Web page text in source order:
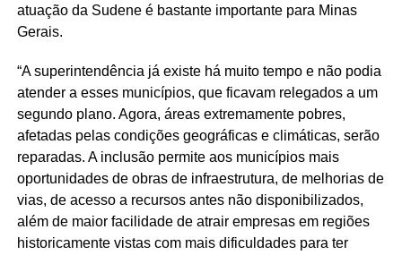
atuação da Sudene é bastante importante para Minas
Gerais.
“A superintendência já existe há muito tempo e não podia
atender a esses municípios, que ficavam relegados a um
segundo plano. Agora, áreas extremamente pobres,
afetadas pelas condições geográficas e climáticas, serão
reparadas. A inclusão permite aos municípios mais
oportunidades de obras de infraestrutura, de melhorias de
vias, de acesso a recursos antes não disponibilizados,
além de maior facilidade de atrair empresas em regiões
historicamente vistas com mais dificuldades para ter